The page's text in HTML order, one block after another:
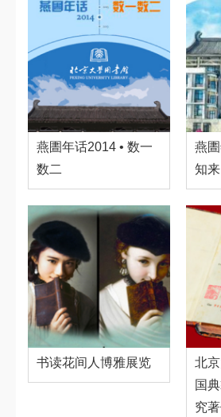
燕圕年话2014 • 数一
数二
燕
知来
书读花间人博雅展览
北
国
究